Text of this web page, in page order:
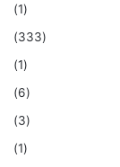
(1)
(333)
(1)
(6)
(3)
(1)